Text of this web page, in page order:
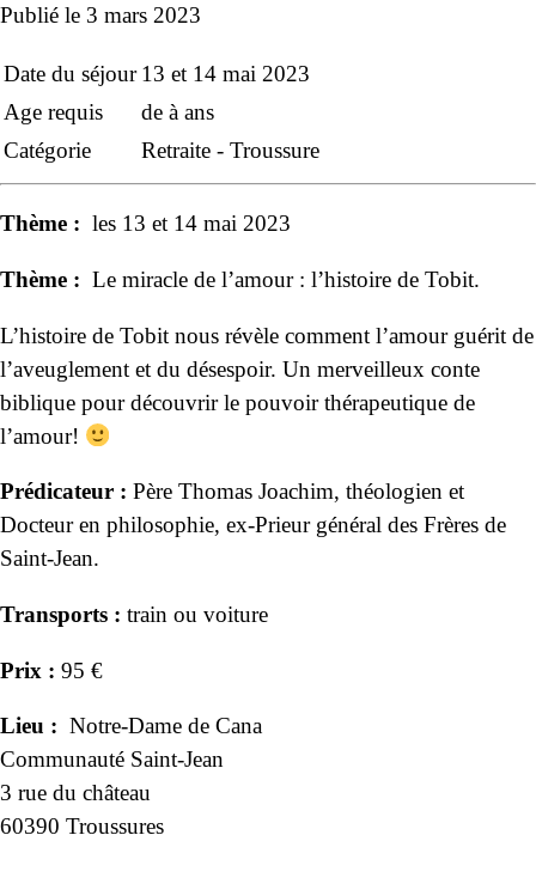
Publié le 3 mars 2023
Date du séjour 13 et 14 mai 2023
Age requis
de à ans
Catégorie
Retraite - Troussure
Thème : les 13 et 14 mai 2023
Thème : Le miracle de l’amour : l’histoire de Tobit.
L’histoire de Tobit nous révèle comment l’amour guérit de
l’aveuglement et du désespoir. Un merveilleux conte
biblique pour découvrir le pouvoir thérapeutique de
l’amour!
Prédicateur : Père Thomas Joachim, théologien et
Docteur en philosophie, ex-Prieur général des Frères de
Saint-Jean.
Transports : train ou voiture
Prix : 95 €
Lieu : Notre-Dame de Cana
Communauté Saint-Jean
3 rue du château
60390 Troussures